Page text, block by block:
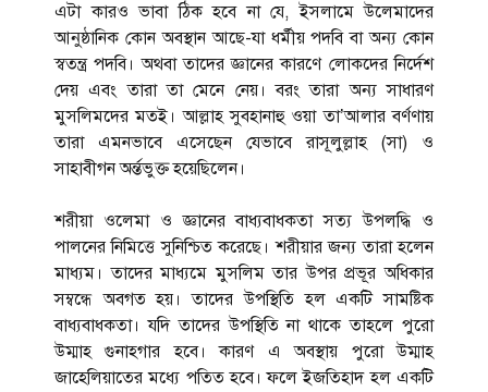
এটা কারও ভাবা ঠিক হবে না যে, ইসলামে উলেমাদের
আনুষ্ঠানিক কোন অবস্থান আছে-যা ধর্মীয় পদবি বা অন্য কোন
স্বতন্ত্র পদবি। অথবা তাদের জ্ঞানের কারণে লোকদের নির্দেশ
দেয় এবং তারা তা মেনে নেয়। বরং তারা অন্য সাধারণ
মুসলিমদের মতই। আল্লাহ সুবহানাহু ওয়া তা’আলার বর্ণণায়
তারা এমনভাবে এসেছেন যেভাবে রাসূলুল্লাহ (সা) ও
সাহাবীগন অর্ন্তভুক্ত হয়েছিলেন।
শরীয়া ওলেমা ও জ্ঞানের বাধ্যবাধকতা সত্য উপলদ্ধি ও
পালনের নিমিত্তে সুনিশ্চিত করেছে। শরীয়ার জন্য তারা হলেন
মাধ্যম। তাদের মাধ্যমে মুসলিম তার উপর প্রভূর অধিকার
সম্বন্ধে অবগত হয়। তাদের উপস্থিতি হল একটি সামষ্টিক
বাধ্যবাধকতা। যদি তাদের উপস্থিতি না থাকে তাহলে পুরো
উম্মাহ গুনাহগার হবে। কারণ এ অবস্থায় পুরো উম্মাহ
জাহেলিয়াতের মধ্যে পতিত হবে। ফলে ইজতিহাদ হল একটি